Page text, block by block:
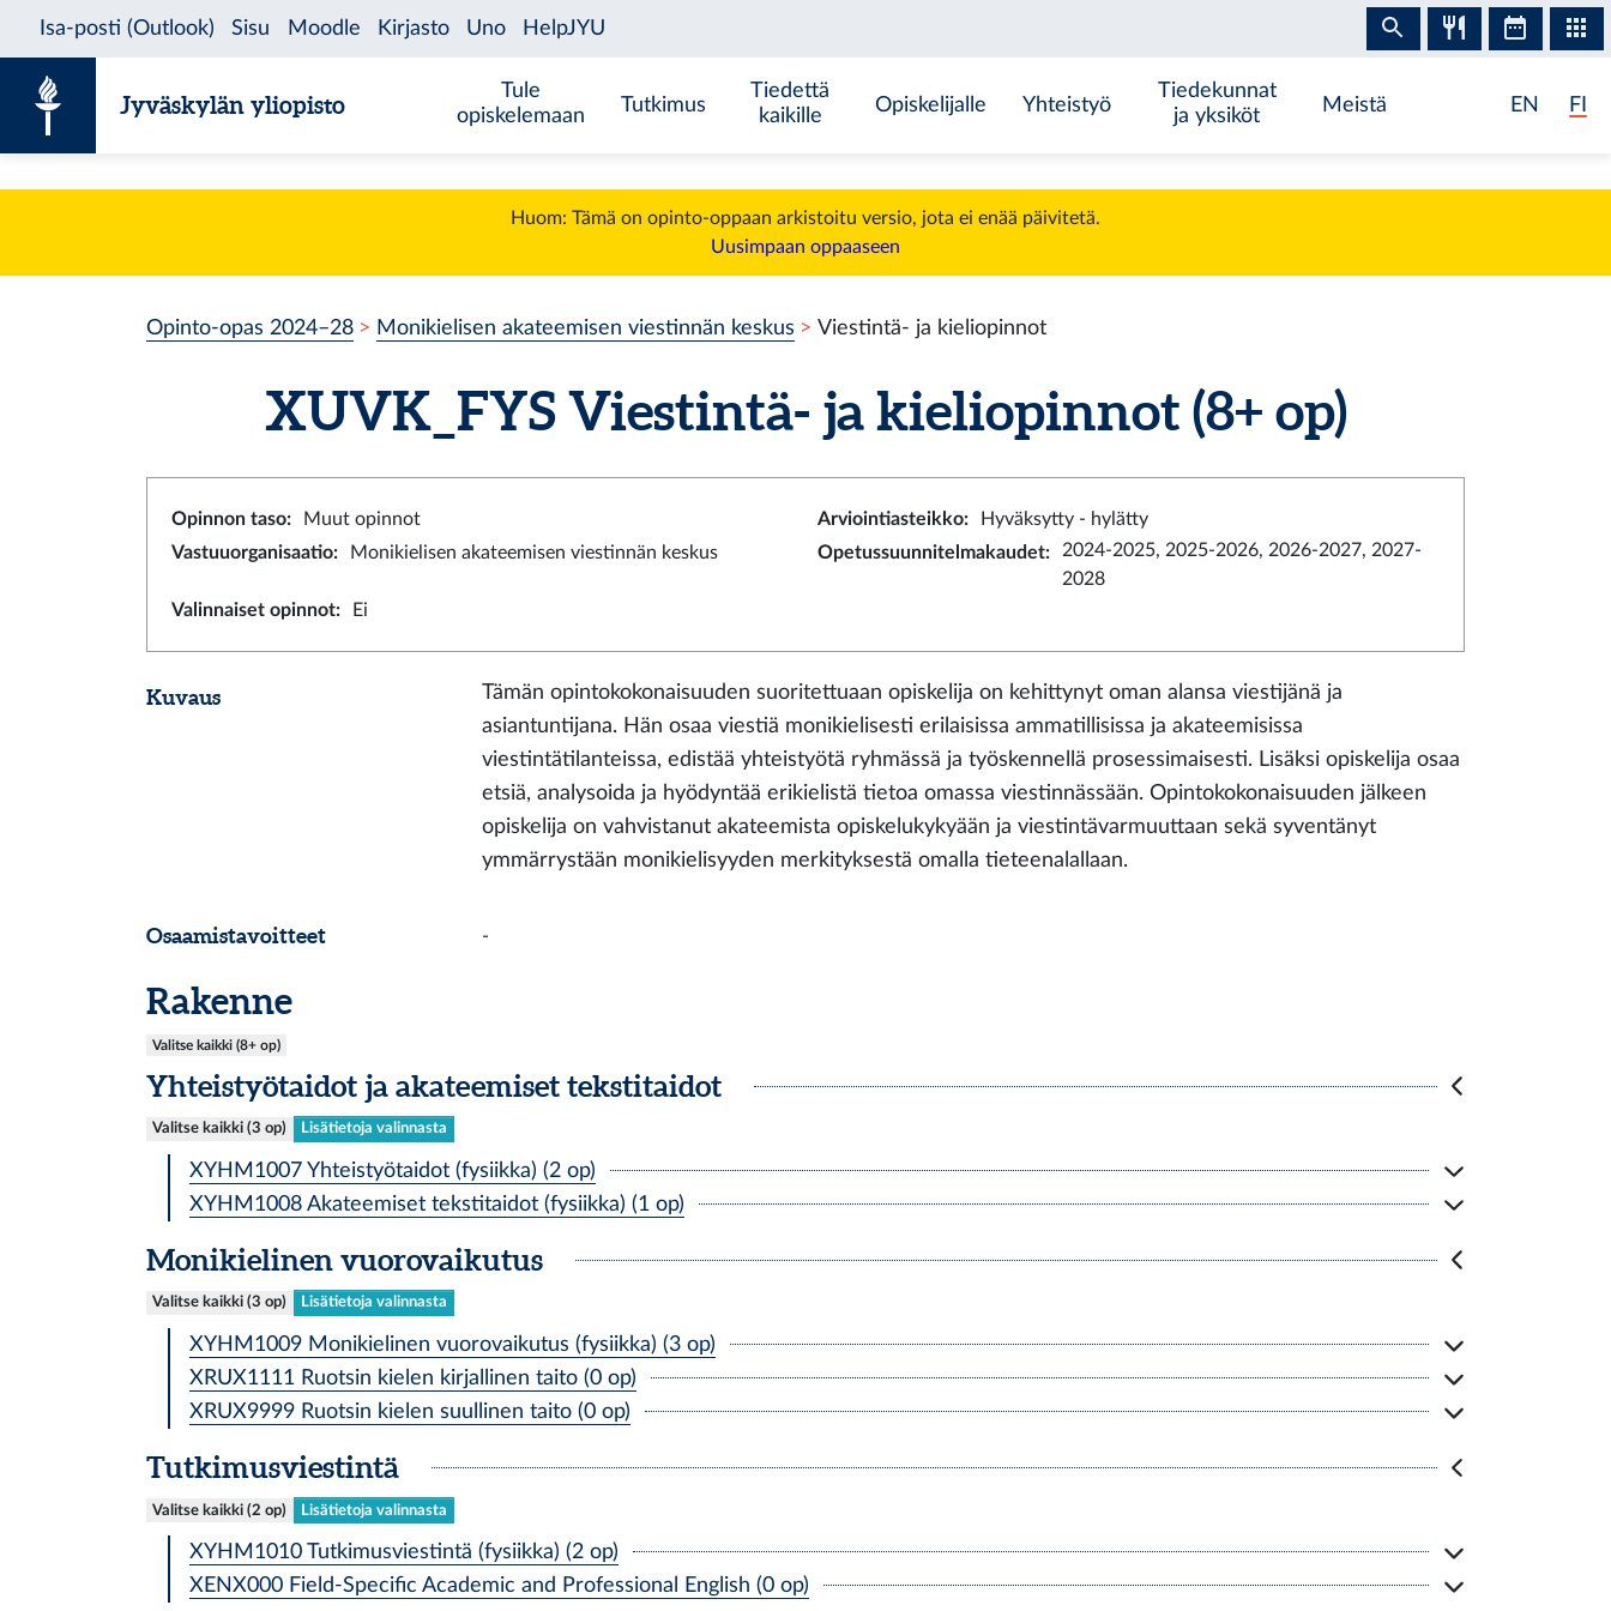
Jyväskylän yliopisto
Tule
opiskelemaan
Tutkimus
Tiedettä
kaikille
Opiskelijalle Yhteistyö
Tiedekunnat
ja yksiköt
Meistä EN FI
Huom: Tämä on opinto-oppaan arkistoitu versio, jota ei enää päivitetä.
Uusimpaan oppaaseen
Opinto-opas 2024–28 Monikielisen akateemisen viestinnän keskus Viestintä- ja kieliopinnot
XUVK_FYS Viestintä- ja kieliopinnot (8+ op)
Opinnon taso: Muut opinnot Arviointiasteikko:
Hyväksytty - hylätty
Vastuuorganisaatio: Monikielisen akateemisen viestinnän keskus Opetussuunnitelmakaudet:
2024-2025, 2025-2026, 2026-2027, 2027-
2028
Valinnaiset opinnot: Ei
Kuvaus
Tämän opintokokonaisuuden suoritettuaan opiskelija on kehittynyt oman alansa viestijänä ja
asiantuntijana. Hän osaa viestiä monikielisesti erilaisissa ammatillisissa ja akateemisissa
viestintätilanteissa, edistää yhteistyötä ryhmässä ja työskennellä prosessimaisesti. Lisäksi opiskelija osaa
etsiä, analysoida ja hyödyntää erikielistä tietoa omassa viestinnässään. Opintokokonaisuuden jälkeen
opiskelija on vahvistanut akateemista opiskelukykyään ja viestintävarmuuttaan sekä syventänyt
ymmärrystään monikielisyyden merkityksestä omalla tieteenalallaan.
Osaamistavoitteet -
Rakenne
Valitse kaikki (8+ op)
Yhteistyötaidot ja akateemiset tekstitaidot
Valitse kaikki (3 op) Lisätietoja valinnasta
XYHM1007 Yhteistyötaidot (fysiikka) (2 op)
XYHM1008 Akateemiset tekstitaidot (fysiikka) (1 op)
Monikielinen vuorovaikutus
Valitse kaikki (3 op) Lisätietoja valinnasta
XYHM1009 Monikielinen vuorovaikutus (fysiikka) (3 op)
XRUX1111 Ruotsin kielen kirjallinen taito (0 op)
XRUX9999 Ruotsin kielen suullinen taito (0 op)
Tutkimusviestintä
Valitse kaikki (2 op) Lisätietoja valinnasta
XYHM1010 Tutkimusviestintä (fysiikka) (2 op)
XENX000 Field-Specific Academic and Professional English (0 op)